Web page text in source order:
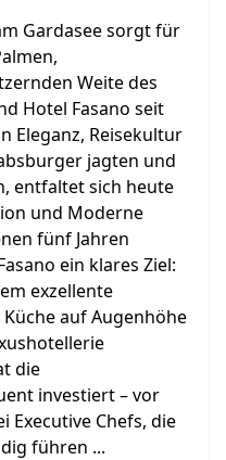
Gardasee sorgt für
Weite des
Hotel Fasano seit
Eleganz, Reisekultur
jagten und
entfaltet sich heute
und Moderne
fünf Jahren
ein klares Ziel:
exzellente
auf Augenhöhe
die
investiert – vor
Executive Chefs, die
führen ...